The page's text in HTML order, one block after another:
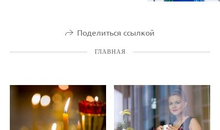
Поделиться ссылкой
ГЛАВНАЯ